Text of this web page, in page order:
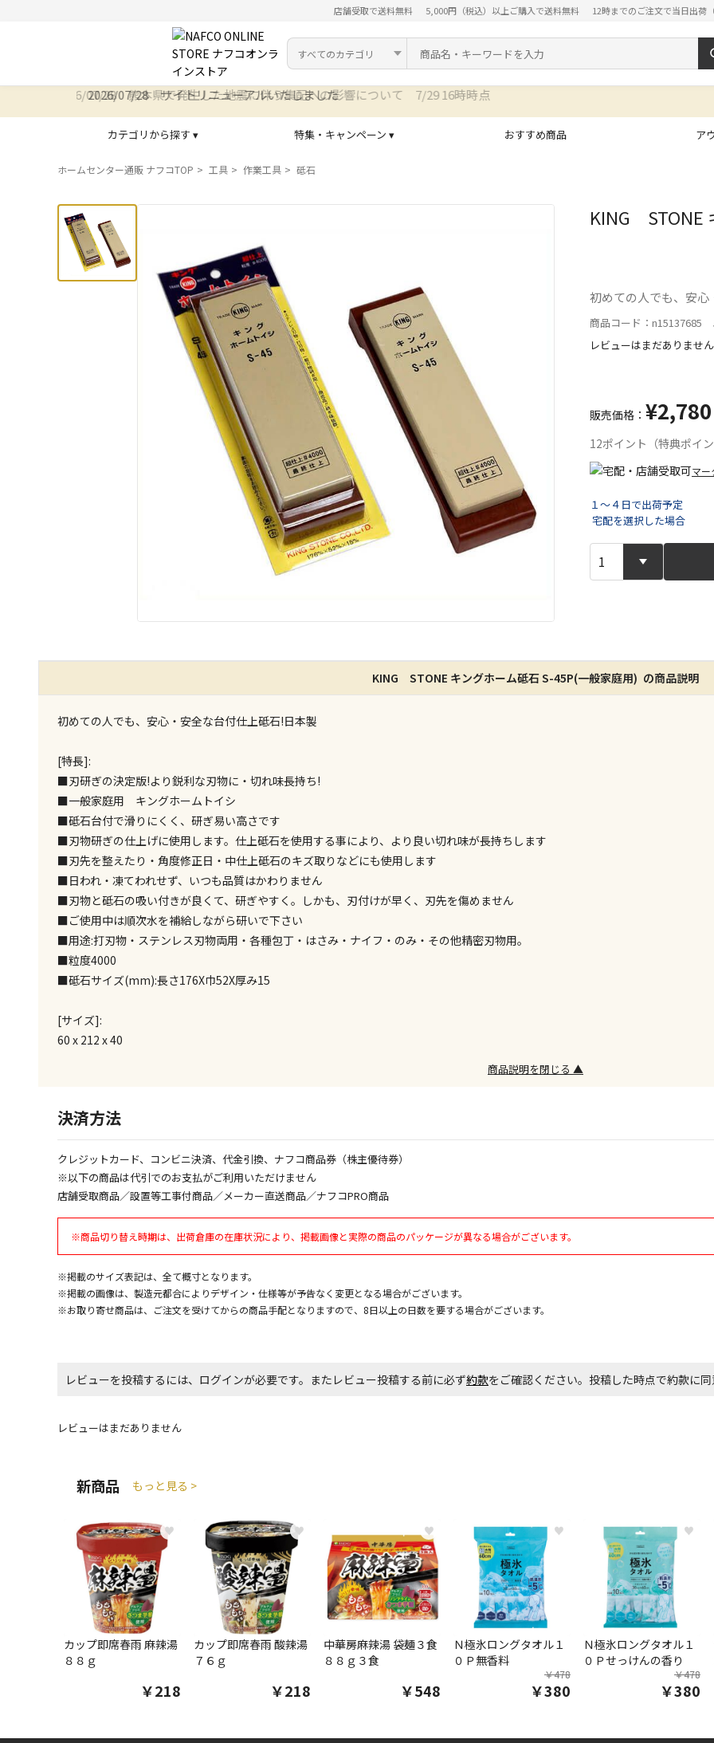
店舗受取で送料無料 5,000円（税込）以上ご購入で送料無料 12時までのご注文で当日出荷（
カテゴリ
検索キーワード
2026/07/28 サイトリニューアルいたしました
カテゴリから探す ▾ 特集・キャンペーン ▾ おすすめ商品 ア
ホームセンター通販 ナフコTOP 工具 作業工具 砥石
KING STONE
初めての人でも、安
商品コード：n15137685
レビューはまだありません
販売価格： ¥2,780
12ポイント（特典ポイン
マー
※同時購入の
１～４日で出荷予定
宅配を選択した場合
KING STONE キングホーム砥石 S-45P(一般家庭用) の商品説明
初めての人でも、安心・安全な台付仕上砥石!日本製
[特長]:
■刃研ぎの決定版!より鋭利な刃物に・切れ味長持ち!
■一般家庭用 キングホームトイシ
■砥石台付で滑りにくく、研ぎ易い高さです
■刃物研ぎの仕上げに使用します。仕上砥石を使用する事により、より良い切れ味が長持ちします
■刃先を整えたり・角度修正日・中仕上砥石のキズ取りなどにも使用します
■日われ・凍てわれせず、いつも品質はかわりません
■刃物と砥石の吸い付きが良くて、研ぎやすく。しかも、刃付けが早く、刃先を傷めません
■ご使用中は順次水を補給しながら研いで下さい
■用途:打刃物・ステンレス刃物両用・各種包丁・はさみ・ナイフ・のみ・その他精密刃物用。
■粒度4000
■砥石サイズ(mm):長さ176X巾52X厚み15
[サイズ]:
60 x 212 x 40
商品説明を閉じる ▲
決済方法
クレジットカード、コンビニ決済、代金引換、ナフコ商品券（株主優待券）
※以下の商品は代引でのお支払がご利用いただけません
店舗受取商品／設置等工事付商品／メーカー直送商品／ナフコPRO商品
※商品切り替え時期は、出荷倉庫の在庫状況により、掲載画像と実際の商品のパッケージが異なる場合がございます。
※掲載のサイズ表記は、全て概寸となります。
※掲載の画像は、製造元都合によりデザイン・仕様等が予告なく変更となる場合がございます。
※お取り寄せ商品は、ご注文を受けてからの商品手配となりますので、8日以上の日数を要する場合がございます。
レビューを投稿するには、ログインが必要です。またレビュー投稿する前に必ず約款をご確認ください。投稿した時点で約款
レビューはまだありません
新商品 もっと見る >
♥
カップ即席春雨 麻辣湯
８８ｇ
￥218
♥
カップ即席春雨 酸辣湯
７６ｇ
￥218
♥
中華房麻辣湯 袋麺３食
８８ｇ３食
￥548
♥
Ｎ極氷ロングタオル１
０Ｐ無香料
￥478
￥380
♥
Ｎ極氷ロングタオル１
０Ｐせっけんの香り
￥478
￥380